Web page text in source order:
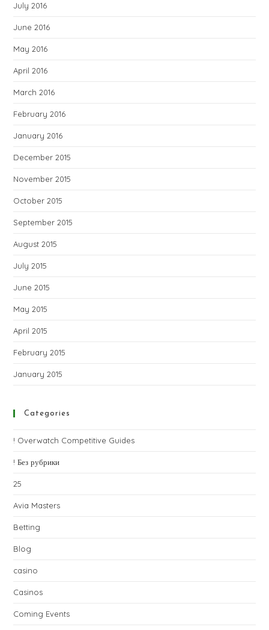
July 2016
June 2016
May 2016
April 2016
March 2016
February 2016
January 2016
December 2015
November 2015
October 2015
September 2015
August 2015
July 2015
June 2015
May 2015
April 2015
February 2015
January 2015
Categories
! Overwatch Competitive Guides
! Без рубрики
25
Avia Masters
Betting
Blog
casino
Casinos
Coming Events